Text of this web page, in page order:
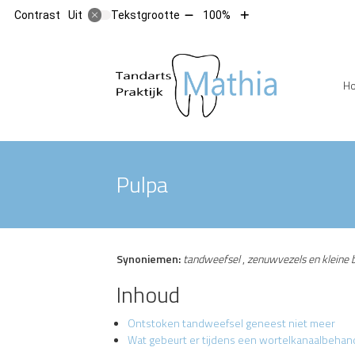
Contrast Uit Tekstgrootte Tekst
10%
100%
Tekst
Pulpa
Synoniemen:tandweefsel,zenuwvezels en kleine
Inhoud
Ontstoken tandweefsel geneest niet meer
Wat gebeurt er tijdens een